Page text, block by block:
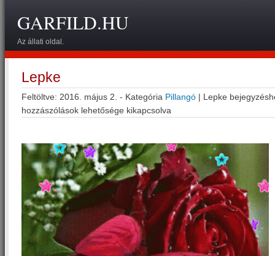
GARFILD.HU
Az állati oldal.
Lepke
Feltöltve: 2016. május 2. - Kategória Pillangó | Lepke
hozzászólások lehetősége kikapcsolva